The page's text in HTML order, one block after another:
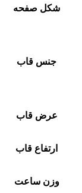
شکل صفحه
جنس قاب
عرض قاب
ارتفاع قاب
وزن ساعت